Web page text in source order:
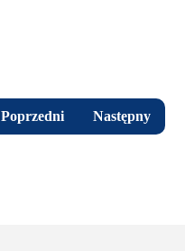
Poprzedni Następny